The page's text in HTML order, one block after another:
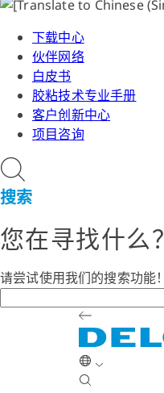
下载中心
伙伴网络
白皮书
胶粘技术专业手册
客户创新中心
项目咨询
搜索
您在寻找什么？
请尝试使用我们的搜索功能！